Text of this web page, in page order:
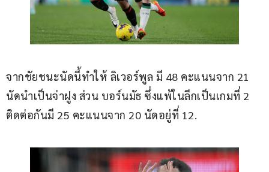
จากชัยชนะนัดนี้ทำให้ ลิเวอร์พูล มี 48 คะแนนจาก 21
นัดนำเป็นจ่าฝูง ส่วน บอร์นมัธ ซึ่งแพ้ในลีกเป็นเกมที่ 2
ติดต่อกันมี 25 คะแนนจาก 20 นัดอยู่ที่ 12.